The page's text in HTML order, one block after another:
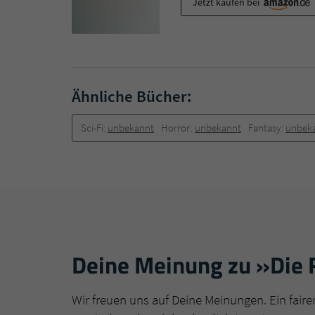
Ähnliche Bücher:
Sci-Fi: unbekannt Horror: unbekannt Fantasy:
Deine Meinung zu
Wir freuen uns auf Deine Meinungen. Ein